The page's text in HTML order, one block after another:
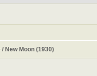
New Moon (1930)